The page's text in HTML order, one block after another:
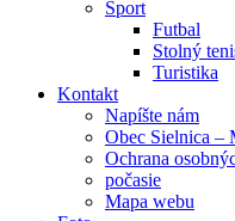
Šport
Futbal
Stolný
Turistika
Kontakt
Napíšte nám
Obec Sielnica –
Ochrana
počasie
Mapa webu